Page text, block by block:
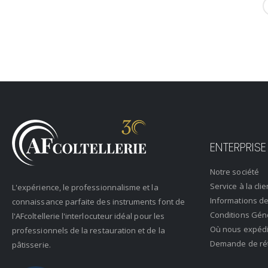
L'expérience, le professionnalisme et la
connaissance parfaite des instruments font de
l'AFcoltellerie l'interlocuteur idéal pour les
professionnels de la restauration et de la
pâtisserie.
ENTERPRISE
Notre société
Service à la
Informations
Conditions
Où nous
Demande de